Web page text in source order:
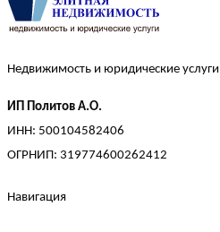
Недвижимость и юридические услуги
ИП Политов А.О.
ИНН: 500104582406
ОГРНИП: 319774600262412
Навигация